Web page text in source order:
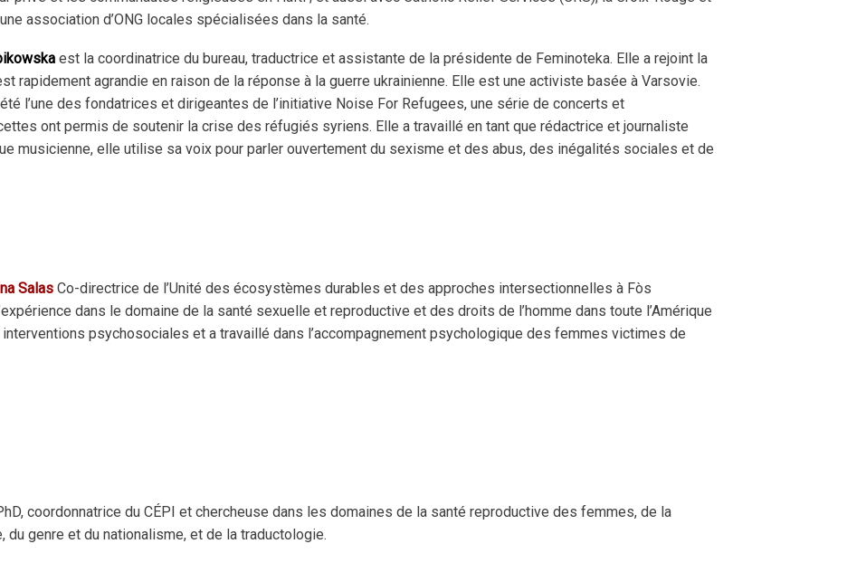
association d’ONG locales spécialisées dans la santé.
est la coordinatrice du bureau, traductrice et assistante de la présidente de Feminoteka. Elle a rejoint la
rapidement agrandie en raison de la réponse à la guerre ukrainienne. Elle est une activiste basée à Varsovie.
l’une des fondatrices et dirigeantes de l’initiative Noise For Refugees, une série de concerts et
ont permis de soutenir la crise des réfugiés syriens. Elle a travaillé en tant que rédactrice et journaliste
musicienne, elle utilise sa voix pour parler ouvertement du sexisme et des abus, des inégalités sociales et de
Salas Co-directrice de l’Unité des écosystèmes durables et des approches intersectionnelles à Fòs
dans le domaine de la santé sexuelle et reproductive et des droits de l’homme dans toute l’Amérique
psychosociales et a travaillé dans l’accompagnement psychologique des femmes victimes de
coordonnatrice du CÉPI et chercheuse dans les domaines de la santé reproductive des femmes, de la
genre et du nationalisme, et de la traductologie.